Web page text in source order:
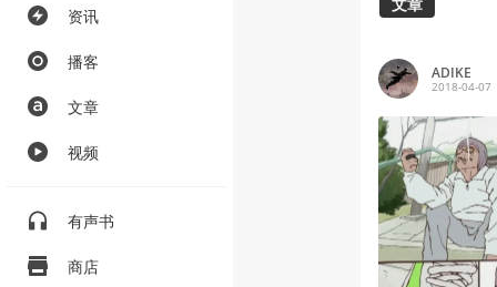
资讯
播客
文章
视频
有声书
商店
ADIKE
2018-04-07